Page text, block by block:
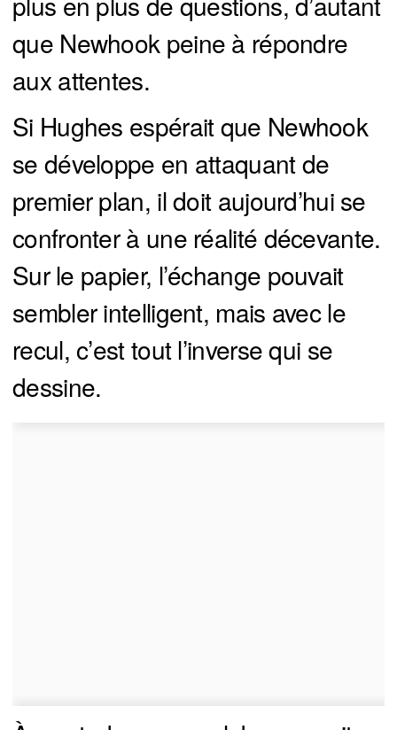
que Newhook peine à répondre
aux attentes.
Si Hughes espérait que Newhook
se développe en attaquant de
premier plan, il doit aujourd’hui se
confronter à une réalité décevante.
Sur le papier, l’échange pouvait
sembler intelligent, mais avec le
recul, c’est tout l’inverse qui se
dessine.